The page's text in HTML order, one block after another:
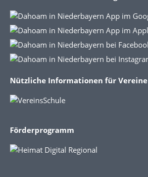
Nützliche Informationen für Vereine
Förderprogramm